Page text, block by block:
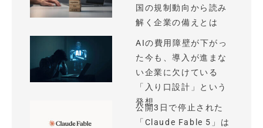
国の規制動向から読み
解く企業の備えとは
AIの費用障壁が下がっ
た今も、導入が進まな
い企業に欠けている
「入り口設計」という
発想
公開3日で停止された
「Claude Fable 5」は